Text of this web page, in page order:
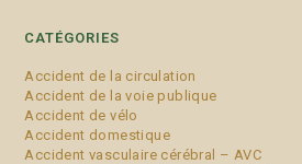
CATÉGORIES
Accident de la circulation
Accident de la voie publique
Accident de vélo
Accident domestique
Accident vasculaire cérébral – AVC